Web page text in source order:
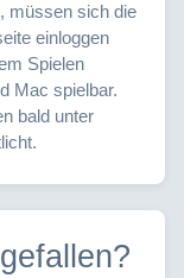
müssen sich die
einloggen
Spielen
Mac spielbar.
bald unter